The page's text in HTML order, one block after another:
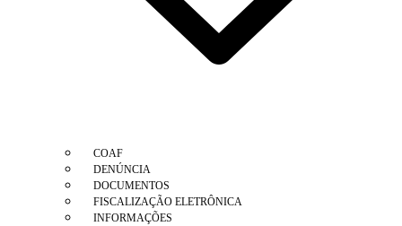
COAF
DENÚNCIA
DOCUMENTOS
FISCALIZAÇÃO ELETRÔNICA
INFORMAÇÕES